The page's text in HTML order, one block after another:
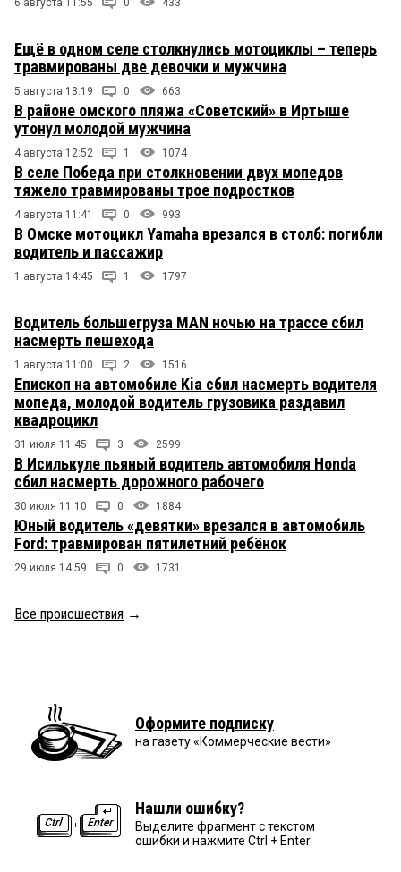
6 августа 11:55 0 433
Ещё в одном селе столкнулись мотоциклы – теперь
травмированы две девочки и мужчина
5 августа 13:19 0 663
В районе омского пляжа «Советский» в Иртыше
утонул молодой мужчина
4 августа 12:52 1 1074
В селе Победа при столкновении двух мопедов
тяжело травмированы трое подростков
4 августа 11:41 0 993
В Омске мотоцикл Yamaha врезался в столб: погибли
водитель и пассажир
1 августа 14:45 1 1797
Водитель большегруза MAN ночью на трассе сбил
насмерть пешехода
1 августа 11:00 2 1516
Епископ на автомобиле Kia сбил насмерть водителя
мопеда, молодой водитель грузовика раздавил
квадроцикл
31 июля 11:45 3 2599
В Исилькуле пьяный водитель автомобиля Honda
сбил насмерть дорожного рабочего
30 июля 11:10 0 1884
Юный водитель «девятки» врезался в автомобиль
Ford: травмирован пятилетний ребёнок
29 июля 14:59 0 1731
Все происшествия →
Оформите подписку
на газету «Коммерческие вести»
Нашли ошибку?
Выделите фрагмент с текстом
ошибки и нажмите Ctrl + Enter.